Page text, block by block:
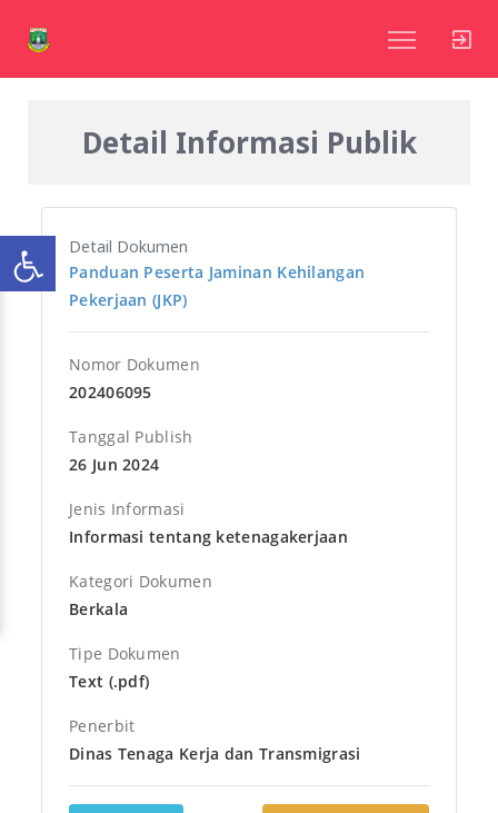
Detail Informasi Publik
Detail Dokumen
Panduan Peserta Jaminan Kehilangan
Pekerjaan (JKP)
Nomor Dokumen
202406095
Tanggal Publish
26 Jun 2024
Jenis Informasi
Informasi tentang ketenagakerjaan
Kategori Dokumen
Berkala
Tipe Dokumen
Text (.pdf)
Penerbit
Dinas Tenaga Kerja dan Transmigrasi